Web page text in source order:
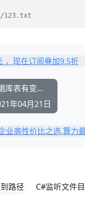
123.txt
SqlDependency 实现监听Sqlserver数据库表有变化时发起通知
年04月21日
C#监听文件